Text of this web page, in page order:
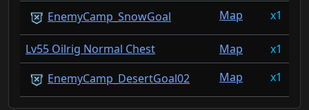
EnemyCamp_SnowGoal Map 1
Lv55 Oilrig Normal Chest Map 1
EnemyCamp_DesertGoal02
Map 1